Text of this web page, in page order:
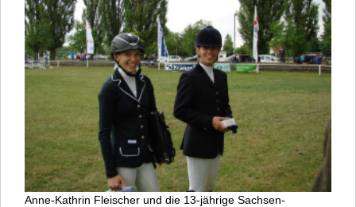
Anne-Kathrin Fleischer und die 13-jährige Sachsen-